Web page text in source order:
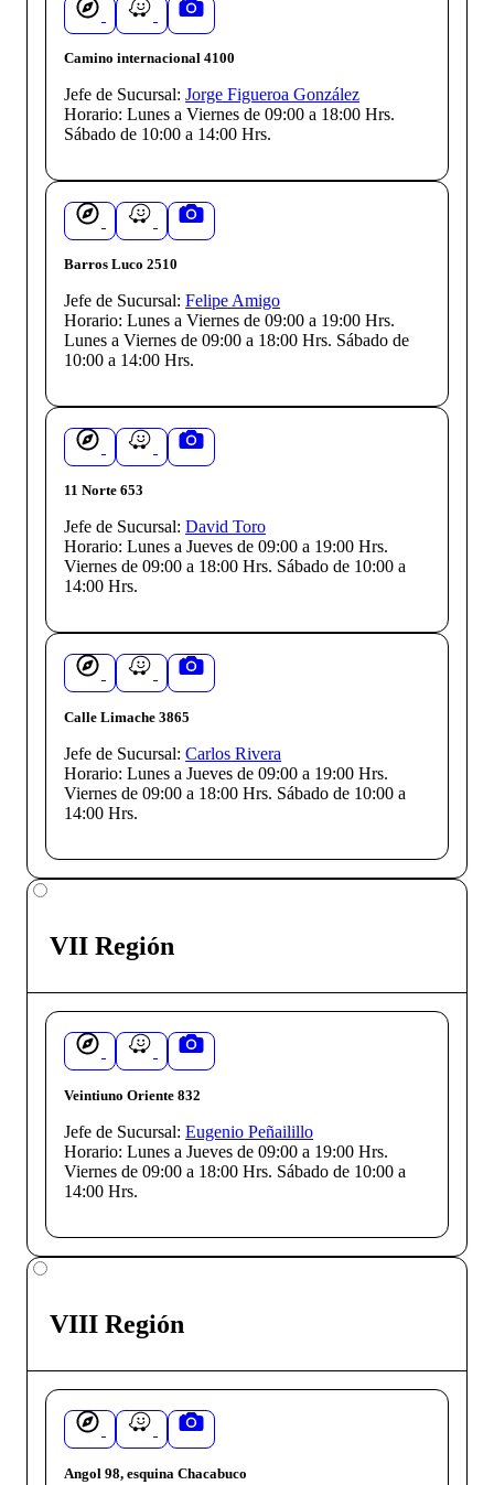
Camino internacional 4100
Jefe de Sucursal: Jorge Figueroa González
Horario: Lunes a Viernes de 09:00 a 18:00 Hrs.
Sábado de 10:00 a 14:00 Hrs.
Barros Luco 2510
Jefe de Sucursal: Felipe Amigo
Horario: Lunes a Viernes de 09:00 a 19:00 Hrs.
Lunes a Viernes de 09:00 a 18:00 Hrs. Sábado de
10:00 a 14:00 Hrs.
11 Norte 653
Jefe de Sucursal: David Toro
Horario: Lunes a Jueves de 09:00 a 19:00 Hrs.
Viernes de 09:00 a 18:00 Hrs. Sábado de 10:00 a
14:00 Hrs.
Calle Limache 3865
Jefe de Sucursal: Carlos Rivera
Horario: Lunes a Jueves de 09:00 a 19:00 Hrs.
Viernes de 09:00 a 18:00 Hrs. Sábado de 10:00 a
14:00 Hrs.
VII Región
Veintiuno Oriente 832
Jefe de Sucursal: Eugenio Peñailillo
Horario: Lunes a Jueves de 09:00 a 19:00 Hrs.
Viernes de 09:00 a 18:00 Hrs. Sábado de 10:00 a
14:00 Hrs.
VIII Región
Angol 98, esquina Chacabuco